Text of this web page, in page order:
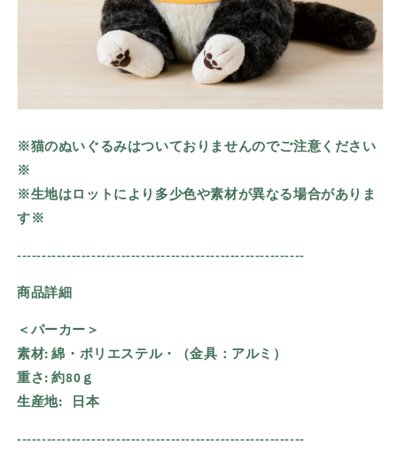
※猫のぬいぐるみはついておりませんのでご注意ください
※
※生地はロットにより多少色や素材が異なる場合がありま
す※
----------------------------------------------------------
商品詳細
＜パーカー＞
素材: 綿・ポリエステル・（金具：アルミ）
重さ: 約80ｇ
生産地:
日本
----------------------------------------------------------